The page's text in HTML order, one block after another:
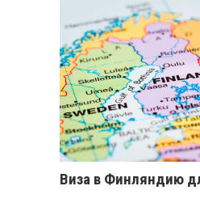
Виза в Финляндию